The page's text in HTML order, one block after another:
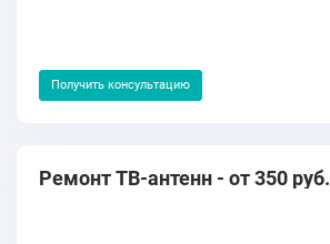
Получить консультацию
Ремонт ТВ-антенн - от 350 руб.